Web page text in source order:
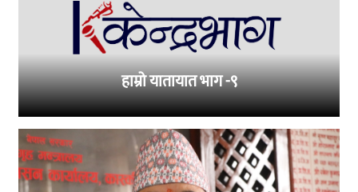
हाम्रो यातायात भाग -९